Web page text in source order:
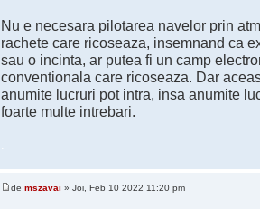
Nu e necesara pilotarea navelor prin
rachete care ricoseaza, insemnand ca
sau o incinta, ar putea fi un camp
conventionala care ricoseaza. Dar
anumite lucruri pot intra, insa anumite
foarte multe intrebari.
de mszavai » Joi, Feb 10 2022 11:20 pm